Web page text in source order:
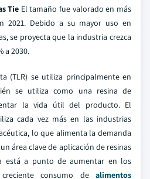
Tie El tamaño fue valorado en más
2021. Debido a su mayor uso en
se proyecta que la industria crezca
a 2030.
(TLR) se utiliza principalmente en
se utiliza como una resina de
la vida útil del producto. El
cada vez más en las industrias
lo que alimenta la demanda
área clave de aplicación de resinas
está a punto de aumentar en los
consumo dealimentos